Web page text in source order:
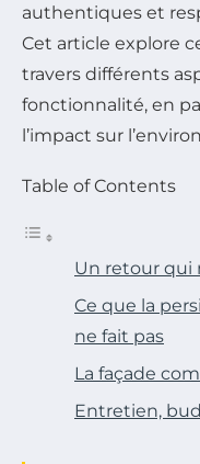
authentiques et
Cet article explore
travers différents
fonctionnalité, en
l’impact sur
Table of Contents
Un retour qui
Ce que la
ne fait pas
La façade
Entretien,